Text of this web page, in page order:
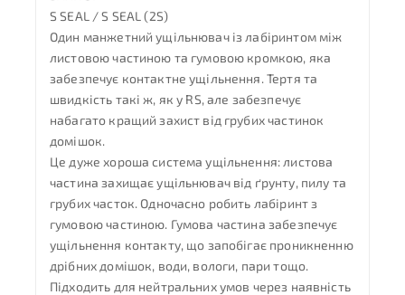
S SEAL / S SEAL (2S)
Один манжетний ущільнювач із лабіринтом між
листовою частиною та гумовою кромкою, яка
забезпечує контактне ущільнення. Тертя та
швидкість такі ж, як у RS, але забезпечує
набагато кращий захист від грубих частинок
домішок.
Це дуже хороша система ущільнення: листова
частина захищає ущільнювач від ґрунту, пилу та
грубих часток. Одночасно робить лабіринт з
гумовою частиною. Гумова частина забезпечує
ущільнення контакту, що запобігає проникненню
дрібних домішок, води, вологи, пари тощо.
Підходить для нейтральних умов через наявність